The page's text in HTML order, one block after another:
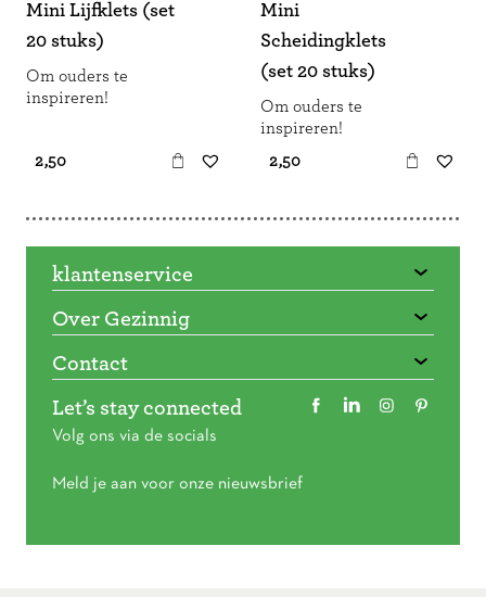
Mini Lijfklets (set
20 stuks)
Om ouders te
inspireren!
€ 2,50
Mini
Scheidingklets
(set 20 stuks)
Om ouders te
inspireren!
€ 2,50
klantenservice
Over Gezinnig
Contact
Let’s stay connected
Volg ons via de socials
Meld je aan voor onze nieuwsbrief